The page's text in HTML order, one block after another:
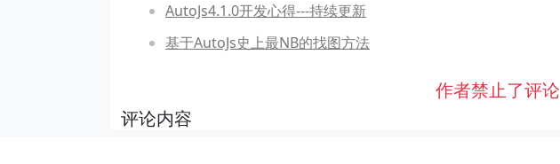
AutoJs4.1.0开发心得---持续更新
基于AutoJs史上最NB的找图方法
作者禁止了评论
评论内容